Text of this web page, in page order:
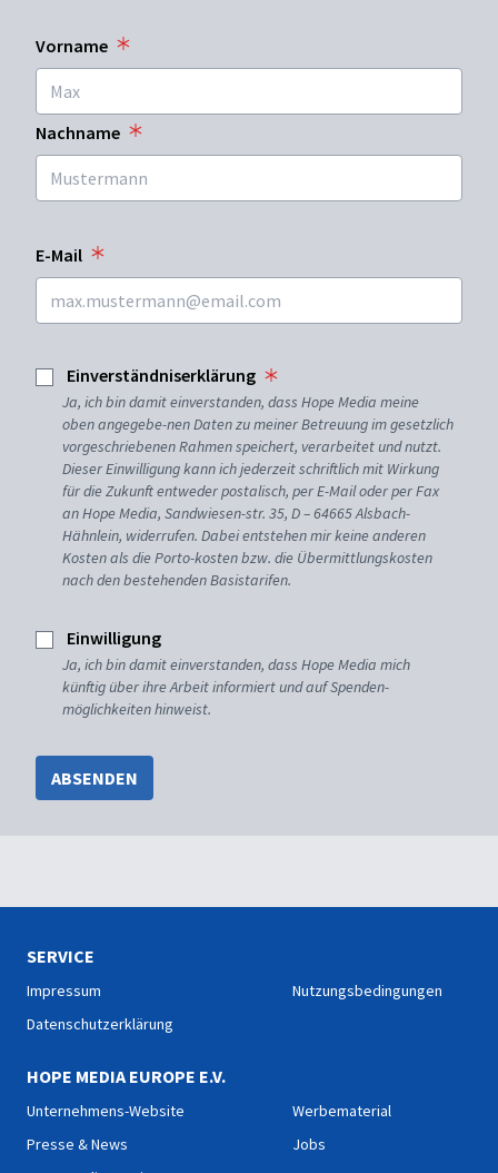
Vorname
Nachname
E-Mail
Einverständniserklärung
Ja, ich bin damit einverstanden, dass Hope Media meine
oben angegebe-nen Daten zu meiner Betreuung im gesetzlich
vorgeschriebenen Rahmen speichert, verarbeitet und nutzt.
Dieser Einwilligung kann ich jederzeit schriftlich mit Wirkung
für die Zukunft entweder postalisch, per E-Mail oder per Fax
an Hope Media, Sandwiesen-str. 35, D – 64665 Alsbach-
Hähnlein, widerrufen. Dabei entstehen mir keine anderen
Kosten als die Porto-kosten bzw. die Übermittlungskosten
nach den bestehenden Basistarifen.
Einwilligung
Ja, ich bin damit einverstanden, dass Hope Media mich
künftig über ihre Arbeit informiert und auf Spenden-
möglichkeiten hinweist.
ABSENDEN
SERVICE
Impressum
Datenschutzerklärung
Nutzungsbedingungen
HOPE MEDIA EUROPE E.V.
Unternehmens-Website
Presse & News
Werbematerial
Jobs